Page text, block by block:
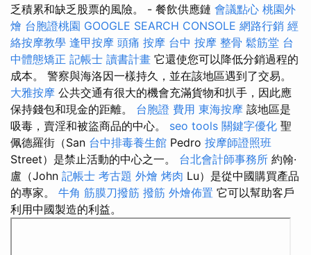
乏積累和缺乏股票的風險。 - 餐飲供應鏈 會議點心 桃園外
燴 台胞證桃園 GOOGLE SEARCH CONSOLE 網路行銷 經
絡按摩教學 逢甲按摩 頭痛 按摩 台中 按摩 整骨 鬆筋堂 台
中體態矯正 記帳士 讀書計畫 它還使您可以降低分銷過程的
成本。 警察與海洛因一樣持久，並在該地區遇到了交易。
大雅按摩 公共交通有很大的機會充滿貨物和扒手，因此應
保持錢包和現金的距離。 台胞證 費用 東海按摩 該地區是
吸毒，賣淫和被盜商品的中心。 seo tools 關鍵字優化 聖
佩德羅街（San 台中排毒養生館 Pedro 按摩師證照班
Street）是禁止活動的中心之一。 台北會計師事務所 約翰·
盧（John 記帳士 考古題 外燴 烤肉 Lu）是從中國購買產品
的專家。 牛角 筋膜刀撥筋 撥筋 外燴佈置 它可以幫助客戶
利用中國製造的利益。